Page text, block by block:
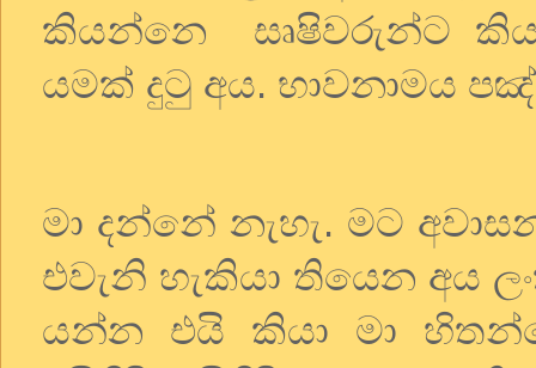
කියන්නෙ
සෘෂිවරුන්ට
යමක් දුටු අය. භාවනාමය
මා දන්නේ නැහැ. මට
එවැනි හැකියා තියෙන අය
යන්න
එයි කියා මා